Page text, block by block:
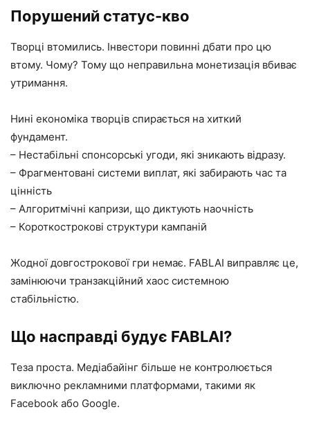
Порушений статус-кво
Творці втомились. Інвестори повинні дбати про цю
втому. Чому? Тому що неправильна монетизація вбиває
утримання.
Нині економіка творців спирається на хиткий
фундамент.
– Нестабільні спонсорські угоди, які зникають відразу.
– Фрагментовані системи виплат, які забирають час та
цінність
– Алгоритмічні капризи, що диктують наочність
– Короткострокові структури кампаній
Жодної довгострокової гри немає. FABLAI виправляє це,
замінюючи транзакційний хаос системною
стабільністю.
Що насправді будує FABLAI?
Теза проста. Медіабайінг більше не контролюється
виключно рекламними платформами, такими як
Facebook або Google.